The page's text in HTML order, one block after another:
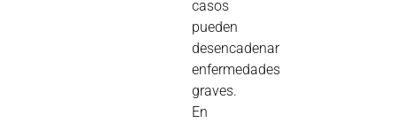
casos
pueden
desencadenar
enfermedades
graves.
En